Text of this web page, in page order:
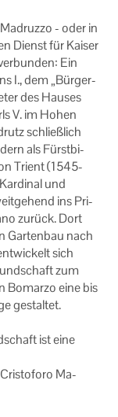
- oder in
Dienst für Kai­ser
Ein
I., dem „Bür­ger­
des Hau­ses
V. im Hohen
schließ­lich
als Fürst­bi­
Tri­ent (1545-​
und
ins Pri­
zu­rück. Dort
Gar­ten­bau nach
sich
zum
Bo­mar­zo eine bis
ge­stal­tet.
ist eine
Ma­